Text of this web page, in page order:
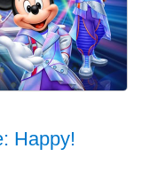
Happy!